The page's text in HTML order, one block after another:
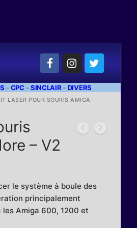
–CPC –SINCLAIR–DIVERS
LASER POUR SOURIS AMIGA
– V2
le système à boule des
principalement
Amiga 600, 1200 et